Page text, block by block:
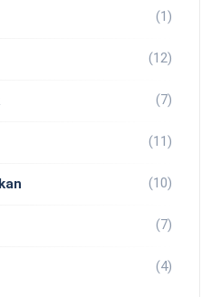
(1)
(12)
(7)
(11)
(10)
(7)
(4)